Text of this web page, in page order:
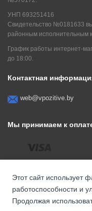
Мы принимаем к
Контактная
web@vpozitive.by
УНП 693251416
Свидетельство №0181633
районным исполнительным
График работы интернет-
до 18:00.
Этот сайт использует
работоспособности и
Продолжая